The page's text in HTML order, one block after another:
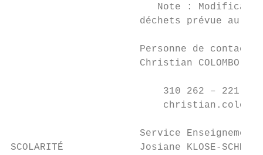
Note :
déchets prévue au
Personne de contact
                      Christian COLOMBO
                          310 262 – 221
                      Service Enseignement
SCOLARITÉ             Josiane KLOSE-SCHMIT